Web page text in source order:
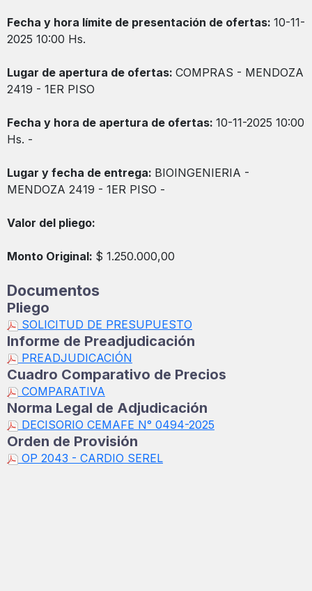
Fecha y hora límite de presentación de ofertas: 10-11-
2025 10:00 Hs.
Lugar de apertura de ofertas: COMPRAS - MENDOZA
2419 - 1ER PISO
Fecha y hora de apertura de ofertas: 10-11-2025 10:00
Hs. -
Lugar y fecha de entrega: BIOINGENIERIA -
MENDOZA 2419 - 1ER PISO -
Valor del pliego:
Monto Original: $ 1.250.000,00
Documentos
Pliego
SOLICITUD DE PRESUPUESTO
Informe de Preadjudicación
PREADJUDICACIÓN
Cuadro Comparativo de Precios
COMPARATIVA
Norma Legal de Adjudicación
DECISORIO CEMAFE N° 0494-2025
Orden de Provisión
OP 2043 - CARDIO SEREL